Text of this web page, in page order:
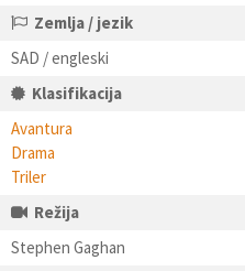
Zemlja / jezik
SAD / engleski
Klasifikacija
Avantura
Drama
Triler
Režija
Stephen Gaghan